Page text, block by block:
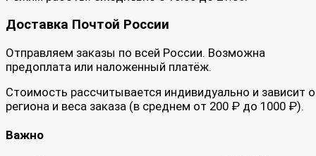
Доставка Почтой России
Отправляем заказы по всей России. Возможна
предоплата или наложенный платёж.
Стоимость рассчитывается индивидуально и зависит
региона и веса заказа (в среднем от 200 ₽ до 1000 ₽).
Важно